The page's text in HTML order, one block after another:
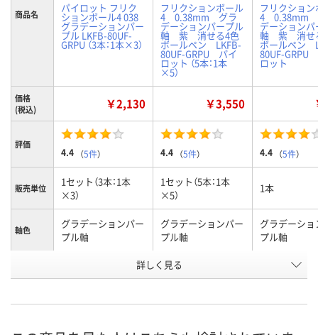
商品名 パイロット フリク
ションボール4 038
グラデーションパー
プル LKFB-80UF-
GRPU （3本：1本×3）
フリクションボール
4 0.38mm グラ
デーションパープル
軸 紫 消せる4色
ボールペン LKFB-
80UF-GRPU パイ
ロット （5本：1本
×5）
フリクショ
4 0.38mm
デーション
軸 紫 消せ
ボールペン
80UF-GRPU
ロット
価格
(税込)
￥2,130 ￥3,550
評価
4.4 （5件） 4.4 （5件） 4.4 （5件）
販売単位
1セット（3本：1本
×3）
1セット（5本：1本
×5）
1本
軸色
グラデーションパー
プル軸
グラデーションパー
プル軸
グラデーシ
プル軸
U560914 X613035
8月10日（月）
詳しく見る